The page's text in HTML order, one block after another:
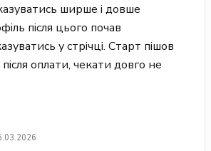
ширше і довше
після цього почав
у стрічці. Старт пішов
оплати, чекати довго не